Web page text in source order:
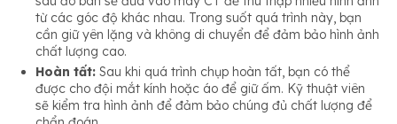
từ các góc độ khác nhau. Trong suốt quá trình này, bạn
cần giữ yên lặng và không di chuyển để đảm bảo hình ảnh
chất lượng cao.
Hoàn tất: Sau khi quá trình chụp hoàn tất, bạn có thể
được cho đội mắt kính hoặc áo để giữ ấm. Kỹ thuật viên
sẽ kiểm tra hình ảnh để đảm bảo chúng đủ chất lượng để